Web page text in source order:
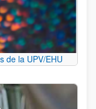
de la UPV/EHU